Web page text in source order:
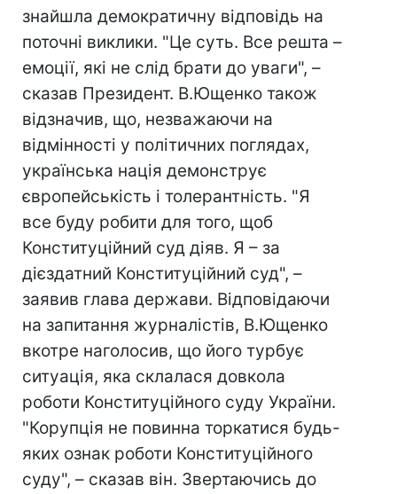
знайшла демократичну відповідь на
поточні виклики. "Це суть. Все решта –
емоції, які не слід брати до уваги", –
сказав Президент. В.Ющенко також
відзначив, що, незважаючи на
відмінності у політичних поглядах,
українська нація демонструє
європейськість і толерантність. "Я
все буду робити для того, щоб
Конституційний суд діяв. Я – за
дієздатний Конституційний суд", –
заявив глава держави. Відповідаючи
на запитання журналістів, В.Ющенко
вкотре наголосив, що його турбує
ситуація, яка склалася довкола
роботи Конституційного суду України.
"Корупція не повинна торкатися будь-
яких ознак роботи Конституційного
суду", – сказав він. Звертаючись до